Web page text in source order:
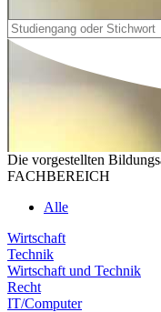
Die vorgestellten
FACHBEREICH
Alle
Wirtschaft
Technik
Wirtschaft und Technik
Recht
IT/Computer